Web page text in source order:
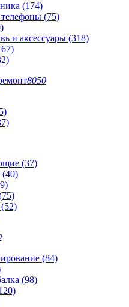
(174)
(75)
и аксессуары (318)
8050
(37)
(40)
(84)
(98)